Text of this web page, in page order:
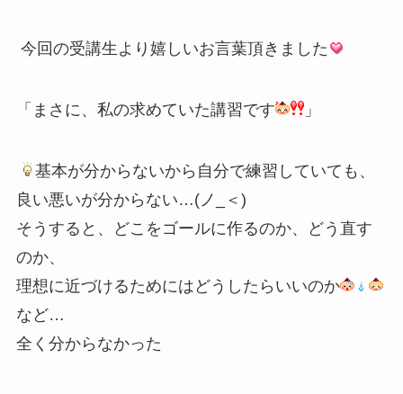
今回の受講生より嬉しいお言葉頂きました
「まさに、私の求めていた講習です 」
基本が分からないから自分で練習していても、
良い悪いが分からない…(ノ_＜)
そうすると、どこをゴールに作るのか、どう直す
のか、
理想に近づけるためにはどうしたらいいのか
など…
全く分からなかった